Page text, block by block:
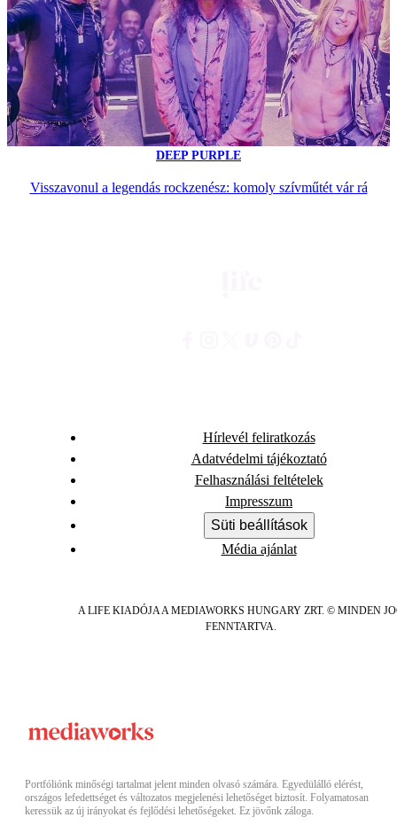
DEEP PURPLE
Visszavonul a legendás rockzenész: komoly szívműtét vár rá
Hírlevél feliratkozás
Adatvédelmi tájékoztató
Felhasználási feltételek
Impresszum
Süti beállítások
Média ajánlat
A LIFE KIADÓJA A MEDIAWORKS HUNGARY ZRT. © MINDEN
FENNTARTVA.
Portfóliónk minőségi tartalmat jelent minden olvasó számára. Egyedülálló elérést,
országos lefedettséget és változatos megjelenési lehetőséget biztosít. Folyamatosan
keressük az új irányokat és fejlődési lehetőségeket. Ez jövőnk záloga.